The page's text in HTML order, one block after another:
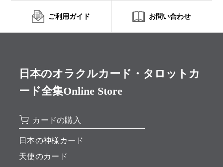
ご利用ガイド お問い合わせ
日本のオラクルカード・タロットカ
ード全集Online Store
カードの購入
日本の神様カード
天使のカード